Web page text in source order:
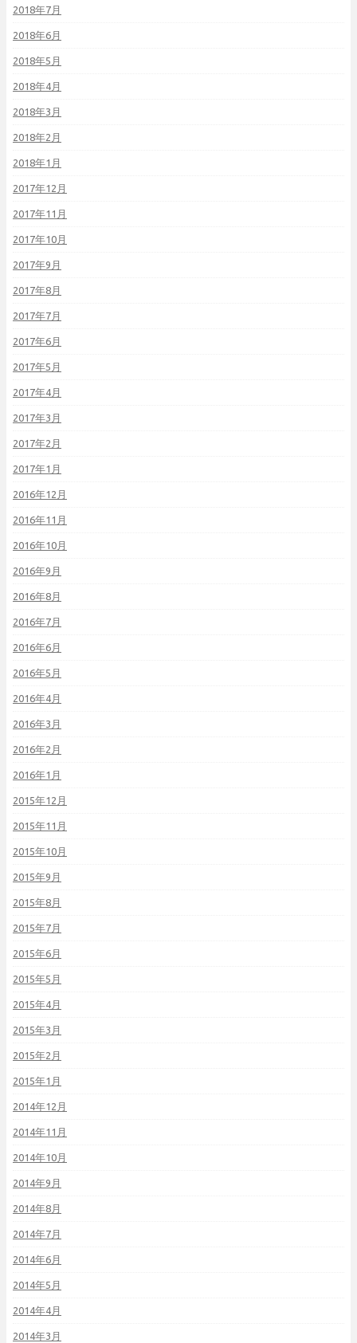
2018年7月
2018年6月
2018年5月
2018年4月
2018年3月
2018年2月
2018年1月
2017年12月
2017年11月
2017年10月
2017年9月
2017年8月
2017年7月
2017年6月
2017年5月
2017年4月
2017年3月
2017年2月
2017年1月
2016年12月
2016年11月
2016年10月
2016年9月
2016年8月
2016年7月
2016年6月
2016年5月
2016年4月
2016年3月
2016年2月
2016年1月
2015年12月
2015年11月
2015年10月
2015年9月
2015年8月
2015年7月
2015年6月
2015年5月
2015年4月
2015年3月
2015年2月
2015年1月
2014年12月
2014年11月
2014年10月
2014年9月
2014年8月
2014年7月
2014年6月
2014年5月
2014年4月
2014年3月